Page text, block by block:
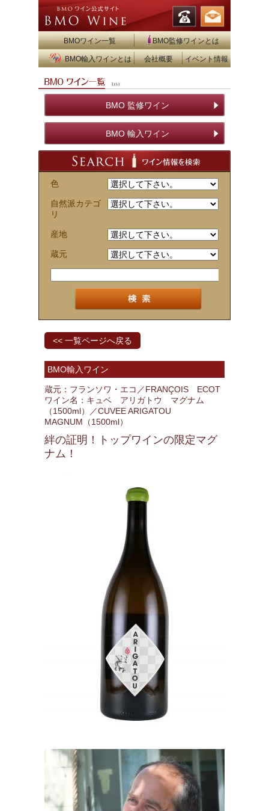
BMOワイン一覧 BMO監修ワインとは
BMO輸入ワインとは 会社概要 イベント情報
BMO 監修ワイン
BMO 輸入ワイン
色
自然派カテゴ
リ
産地
蔵元
<< 一覧ページへ戻る
BMO輸入ワイン
蔵元：フランソワ・エコ／FRANÇOIS ECOT
ワイン名：キュベ アリガトウ マグナム
（1500ml）／CUVEE ARIGATOU
MAGNUM（1500ml）
絆の証明！トップワインの限定マグ
ナム！